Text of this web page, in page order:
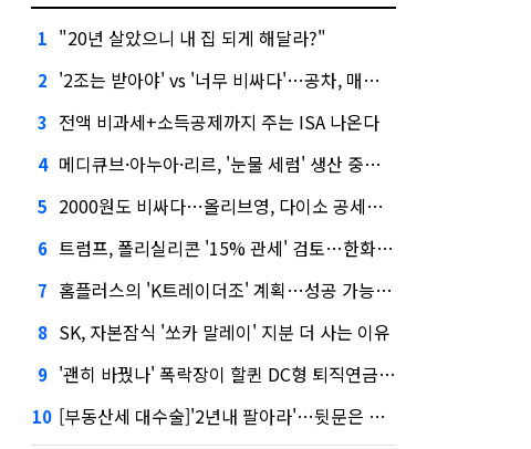
1 "20년 살았으니 내 집 되게 해달라?"
2 '2조는 받아야' vs '너무 비싸다'…공차, 매각 성공할까
3 전액 비과세+소득공제까지 주는 ISA 나온다
4 메디큐브·아누아·리르, '눈물 세럼' 생산 중단한다
5 2000원도 비싸다…올리브영, 다이소 공세에 '가성비'로 맞불
6 트럼프, 폴리실리콘 '15% 관세' 검토…한화큐셀·OCI 영향은?
7 홈플러스의 'K트레이더조' 계획…성공 가능성은 '글쎄'
8 SK, 자본잠식 '쏘카 말레이' 지분 더 사는 이유
9 '괜히 바꿨나' 폭락장이 할퀸 DC형 퇴직연금…전문가 조언은
10 [부동산세 대수술]'2년내 팔아라'…뒷문은 열었다